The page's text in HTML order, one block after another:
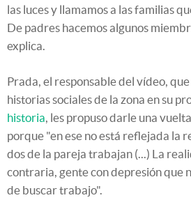
las luces y llamamos a las familias
De padres hacemos algunos
explica.
Prada, el responsable del vídeo,
historias sociales de la zona en su
historia, les propuso darle una
porque "en ese no está reflejada la
dos de la pareja trabajan (...) La
contraria, gente con depresión que
de buscar trabajo".